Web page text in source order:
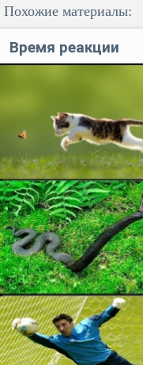
Похожие материалы:
Время реакции